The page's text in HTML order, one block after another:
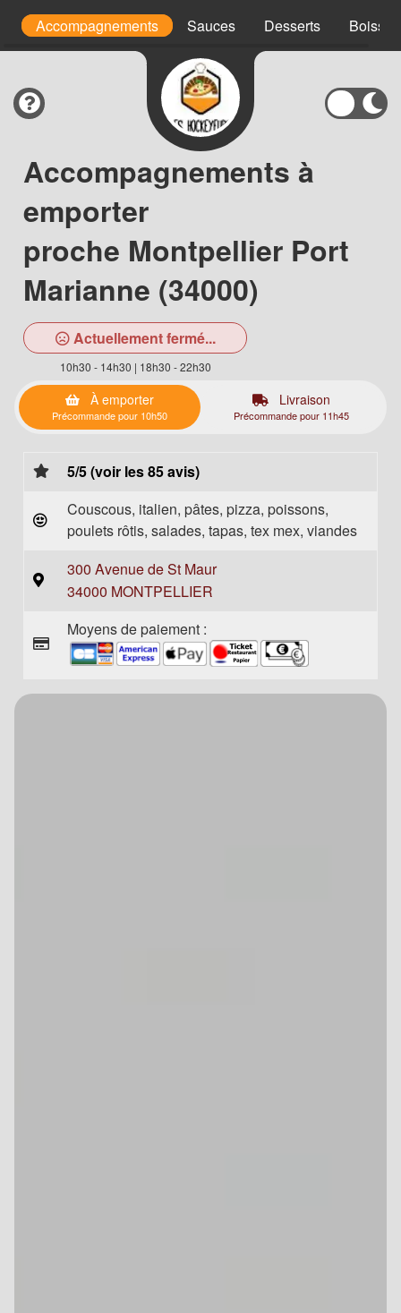
Accompagnements Sauces Desserts
Accompagnements à
emporter
proche Montpellier Port
Marianne (34000)
Actuellement fermé...
10h30 - 14h30 | 18h30 - 22h30
À emporter
Précommande pour 10h50
Livraison
Précommande pour 11h45
5/5 (voir les 85 avis)
Couscous, italien, pâtes, pizza, poissons,
poulets rôtis, salades, tapas, tex mex, viandes
300 Avenue de St Maur
34000 MONTPELLIER
Moyens de paiement :